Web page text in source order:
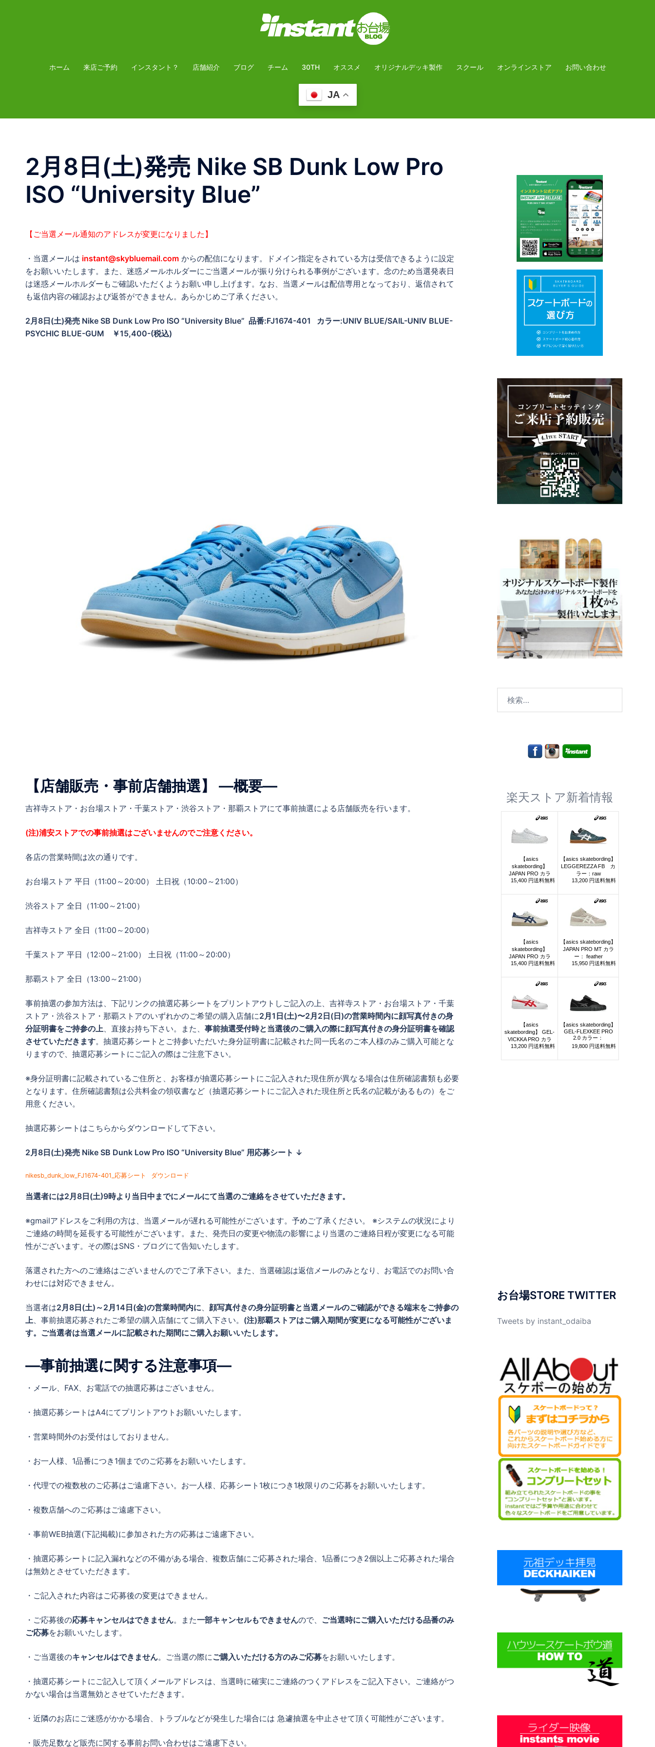
プ
ホーム 来店ご予約 インスタント？ 店舗紹介 ブログ チーム 30TH オススメ オリジナルデッキ製作 スクール オンラインストア お問い合わせ
JA
2月8日(土)発売 Nike SB Dunk Low Pro
ISO “University Blue”
【ご当選メール通知のアドレスが変更になりました】
・当選メールは instant@skybluemail.com からの配信になります。ドメイン指定をされている方は受信できるように設定
をお願いいたします。また、迷惑メールホルダーにご当選メールが振り分けられる事例がございます。念のため当選発表日
は迷惑メールホルダーもご確認いただくようお願い申し上げます。なお、当選メールは配信専用となっており、返信されて
も返信内容の確認および返答ができません。あらかじめご了承ください。
2月8日(土)発売 Nike SB Dunk Low Pro ISO “University Blue” 品番:FJ1674-401 カラー:UNIV BLUE/SAIL-UNIV BLUE-
PSYCHIC BLUE-GUM ￥15,400-(税込)
【店舗販売・事前店舗抽選】 ―概要―
吉祥寺ストア・お台場ストア・千葉ストア・渋谷ストア・那覇ストアにて事前抽選による店舗販売を行います。
(注)浦安ストアでの事前抽選はございませんのでご注意ください。
各店の営業時間は次の通りです。
お台場ストア 平日（11:00～20:00） 土日祝（10:00～21:00）
渋谷ストア 全日（11:00～21:00）
吉祥寺ストア 全日（11:00～20:00）
千葉ストア 平日（12:00～21:00） 土日祝（11:00～20:00）
那覇ストア 全日（13:00～21:00）
事前抽選の参加方法は、下記リンクの抽選応募シートをプリントアウトしご記入の上、吉祥寺ストア・お台場ストア・千葉
ストア・渋谷ストア・那覇ストアのいずれかのご希望の購入店舗に2月1日(土)〜2月2日(日)の営業時間内に顔写真付きの身
分証明書をご持参の上 、直接お持ち下さい。また、 事前抽選受付時と当選後のご購入の際に顔写真付きの身分証明書を確認
させていただきます。抽選応募シートとご持参いただいた身分証明書に記載された同一氏名のご本人様のみご購入可能とな
りますので、抽選応募シートにご記入の際はご注意下さい。
※身分証明書に記載されているご住所と、お客様が抽選応募シートにご記入された現住所が異なる場合は住所確認書類も必要
となります。住所確認書類は公共料金の領収書など（抽選応募シートにご記入された現住所と氏名の記載があるもの）をご
用意ください。
抽選応募シートはこちらからダウンロードして下さい。
2月8日(土)発売 Nike SB Dunk Low Pro ISO “University Blue” 用応募シート ↓
nikesb_dunk_low_FJ1674-401_応募シート ダウンロード
当選者には2月8日(土)9時より当日中までに メールにて当選のご連絡をさせていただきます。
※gmailアドレスをご利用の方は、当選メールが遅れる可能性がございます。予めご了承ください。 ※システムの状況により
ご連絡の時間を延長する可能性がございます。また、発売日の変更や物流の影響により当選のご連絡日程が変更になる可能
性がございます。その際はSNS・ブログにて告知いたします。
落選された方へのご連絡はございませんのでご了承下さい。また、当選確認は返信メールのみとなり、お電話でのお問い合
わせには対応できません。
当選者は2月8日(土)～2月14日(金)の営業時間内に
顔写真付きの身分証明書と当選メールのご確認ができる端末をご持参の
上 、事前抽選応募されたご希望の購入店舗にてご購入下さい。 (注)那覇ストアはご購入期間が変更になる可能性がございま
す。ご当選者は当選メールに記載された期間にご購入お願いいたします。
―事前抽選に関する注意事項―
・メール、FAX、お電話での抽選応募はございません。
・抽選応募シートはA4にてプリントアウトお願いいたします。
・営業時間外のお受付はしておりません。
・お一人様、1品番につき1個までのご応募をお願いいたします。
・代理での複数枚のご応募はご遠慮下さい。お一人様、応募シート1枚につき1枚限りのご応募をお願いいたします。
・複数店舗へのご応募はご遠慮下さい。
・事前WEB抽選(下記掲載)に参加された方の応募はご遠慮下さい。
・抽選応募シートに記入漏れなどの不備がある場合、複数店舗にご応募された場合、1品番につき2個以上ご応募された場合
は無効とさせていただきます。
・ご記入された内容はご応募後の変更はできません。
・ご応募後の応募キャンセルはできません。また一部キャンセルもできませんので、 ご当選時にご購入いただける品番のみ
ご応募をお願いいたします。
・ご当選後のキャンセルはできません。ご当選の際に ご購入いただける方のみご応募をお願いいたします。
・抽選応募シートにご記入して頂くメールアドレスは、当選時に確実にご連絡のつくアドレスをご記入下さい。ご連絡がつ
かない場合は当選無効とさせていただきます。
・近隣のお店にご迷惑がかかる場合、トラブルなどが発生した場合には 急遽抽選を中止させて頂く可能性がございます。
・販売足数など販売に関する事前お問い合わせはご遠慮下さい。
楽天ストア新着情報
お台場STORE TWITTER
Tweets by instant_odaiba